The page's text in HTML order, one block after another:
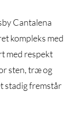
Cantalena
kompleks med
med respekt
sten, træ og
stadig fremstår